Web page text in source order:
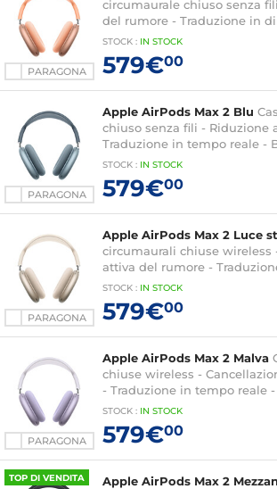
PARAGONA
circumaurale chiuso senza
del rumore - Traduzione in
- Comandi Digital Crown +
STOCK : IN STOCK
579€00
PARAGONA
Apple AirPods Max 2 Blu
chiuso senza fili - Riduzione
Traduzione in tempo reale -
Comandi Digital Crown +
STOCK : IN STOCK
579€00
PARAGONA
Apple AirPods Max 2 Luce
circumaurali chiuse wireless
attiva del rumore -
Bluetooth 5.3 - Comandi
Microfono - Autonomia 20h
STOCK : IN STOCK
579€00
PARAGONA
Apple AirPods Max 2 Malva
chiuse wireless -
- Traduzione in tempo reale
Comandi Digital Crown +
STOCK : IN STOCK
579€00
TOP DI VENDITA Apple AirPods Max 2